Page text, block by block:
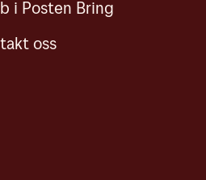
i Posten Bring
oss